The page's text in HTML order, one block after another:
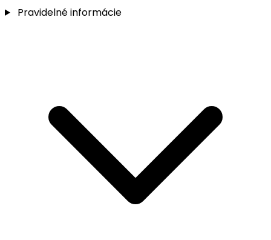
Pravidelné informácie